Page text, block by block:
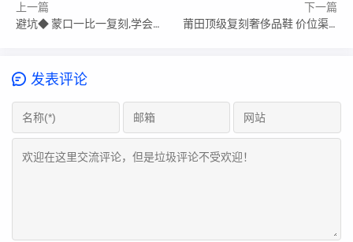
上一篇
避坑◆ 蒙口一比一复刻,学会识别低货
下一篇
莆田顶级复刻奢侈品鞋 价位渠道排行揭秘
发表评论